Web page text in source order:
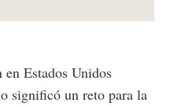
Estados Unidos
significó un reto para la